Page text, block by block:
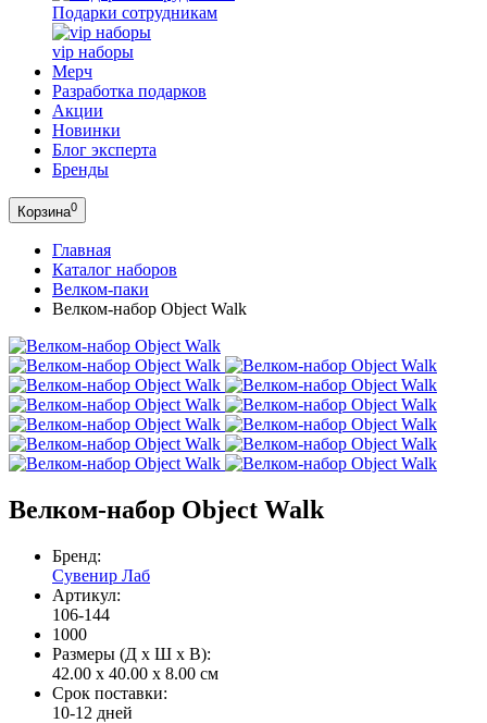
Подарки сотрудникам
vip наборы
Мерч
Разработка подарков
Акции
Новинки
Блог эксперта
Бренды
Корзина0
Главная
Каталог наборов
Велком-паки
Велком-набор Object Walk
Велком-набор Object Walk
Бренд:
Сувенир Лаб
Артикул:
106-144
1000
Размеры (Д x Ш x В):
42.00 x 40.00 x 8.00 см
Срок поставки:
10-12 дней